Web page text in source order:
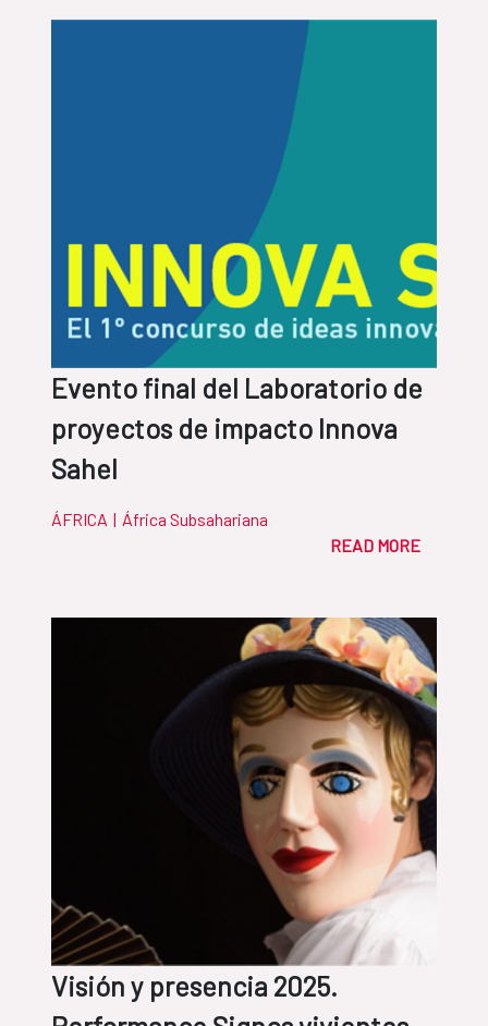
Evento final del Laboratorio de
proyectos de impacto Innova
Sahel
ÁFRICA | África Subsahariana
READ MORE
Visión y presencia 2025.